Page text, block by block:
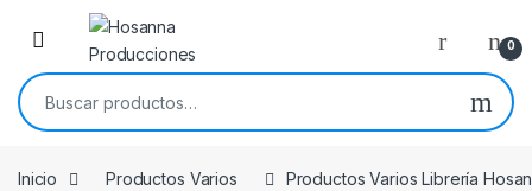
Skip to navigation
Skip to content
0
Buscar por:
Inicio Productos Varios Productos Varios Librería